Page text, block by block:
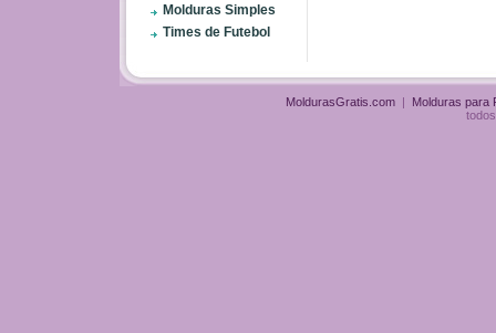
Molduras Simples
Times de Futebol
MoldurasGratis.com | Molduras